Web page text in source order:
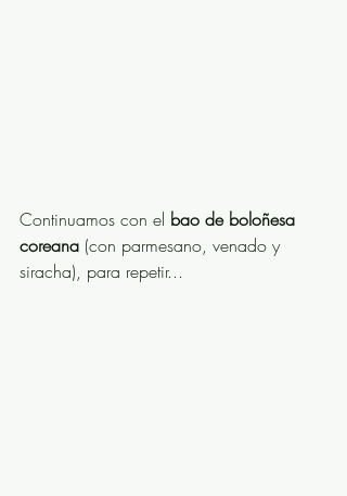
Continuamos con el bao de boloñesa
coreana (con parmesano, venado y
siracha), para repetir...